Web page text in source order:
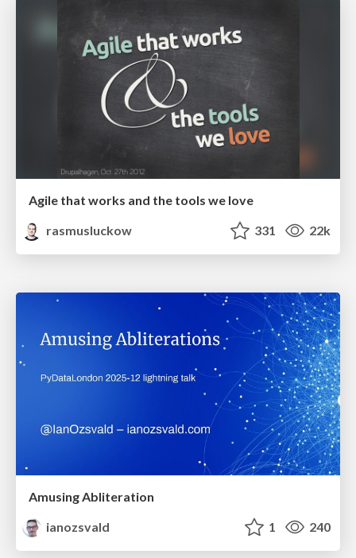
Agile that works and the tools we love
rasmusluckow
331 22k
Amusing Abliteration
ianozsvald
1 240